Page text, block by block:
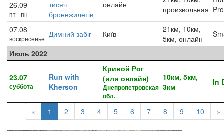
26.09
пт - пн
тисяч
бронежилетів
онлайн
произвольная
07.08
воскресенье Димний забіг Київ
21км, 10км,
5км, онлайн
Июль 2022
23.07
суббота
Run with
Kherson
Кривой Рог
(или онлайн)
Днепропетровская
обл.
10км, 5км,
3км
In
« 1 2 3 4 5 6 7 8 9 10 »